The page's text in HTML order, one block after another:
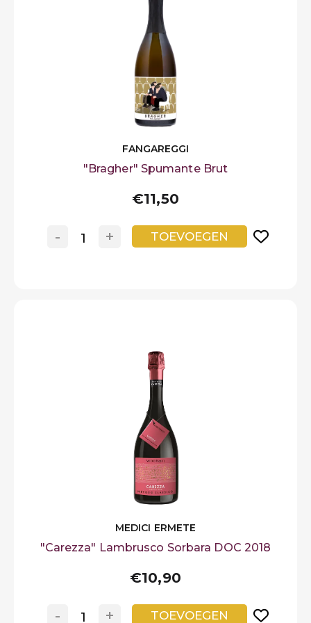
FANGAREGGI
"Bragher" Spumante Brut
€11,50
+
- TOEVOEGEN
MEDICI ERMETE
"Carezza" Lambrusco Sorbara DOC 2018
€10,90
+
- TOEVOEGEN